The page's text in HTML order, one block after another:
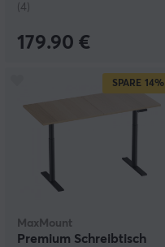
(4)
179.90 €
SPARE 14%
MaxMount
Premium Schreibtisch